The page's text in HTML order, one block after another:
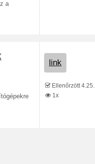
a
link
Ellenőrzött 4.25.
1x